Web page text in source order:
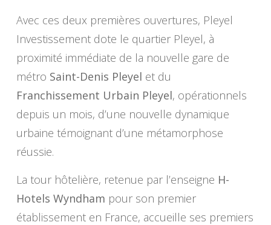
Avec ces deux premières ouvertures, Pleyel
Investissement dote le quartier Pleyel, à
proximité immédiate de la nouvelle gare de
métro Saint-Denis Pleyel et du
Franchissement Urbain Pleyel, opérationnels
depuis un mois, d’une nouvelle dynamique
urbaine témoignant d’une métamorphose
réussie.
La tour hôtelière, retenue par l’enseigne H-
Hotels Wyndham pour son premier
établissement en France, accueille ses premiers